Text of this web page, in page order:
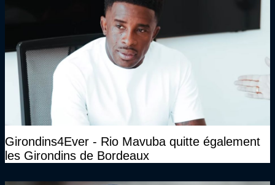
Girondins4Ever - Rio Mavuba quitte également
les Girondins de Bordeaux